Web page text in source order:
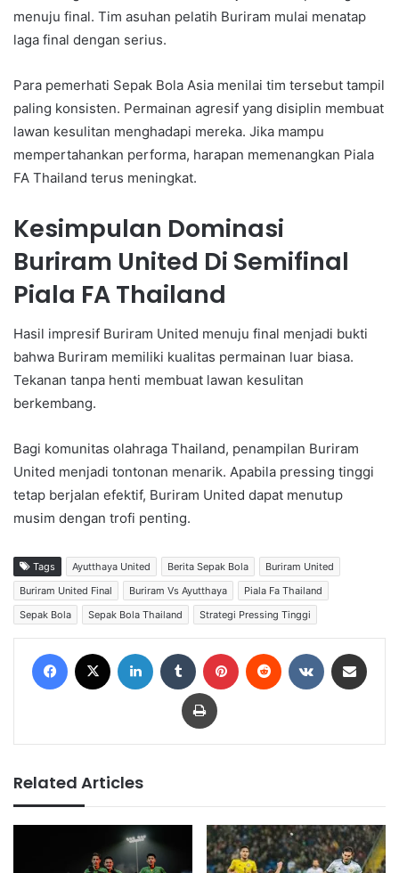
menuju final. Tim asuhan pelatih Buriram mulai menatap
laga final dengan serius.
Para pemerhati Sepak Bola Asia menilai tim tersebut tampil
paling konsisten. Permainan agresif yang disiplin membuat
lawan kesulitan menghadapi mereka. Jika mampu
mempertahankan performa, harapan memenangkan Piala
FA Thailand terus meningkat.
Kesimpulan Dominasi
Buriram United Di Semifinal
Piala FA Thailand
Hasil impresif Buriram United menuju final menjadi bukti
bahwa Buriram memiliki kualitas permainan luar biasa.
Tekanan tanpa henti membuat lawan kesulitan
berkembang.
Bagi komunitas olahraga Thailand, penampilan Buriram
United menjadi tontonan menarik. Apabila pressing tinggi
tetap berjalan efektif, Buriram United dapat menutup
musim dengan trofi penting.
Tags Ayutthaya United Berita Sepak Bola
Buriram United
Buriram United Final
Buriram Vs Ayutthaya
Piala Fa Thailand
Sepak Bola
Sepak Bola Thailand Strategi Pressing Tinggi
Print
Related Articles